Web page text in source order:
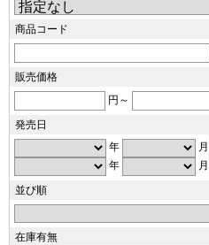
商品コード
販売価格
円～
発売日
年
月
年
月
並び順
在庫有無